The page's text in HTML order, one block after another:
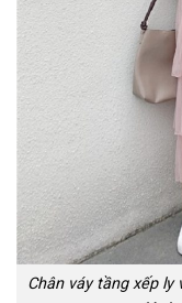
Chân váy tầng xếp ly